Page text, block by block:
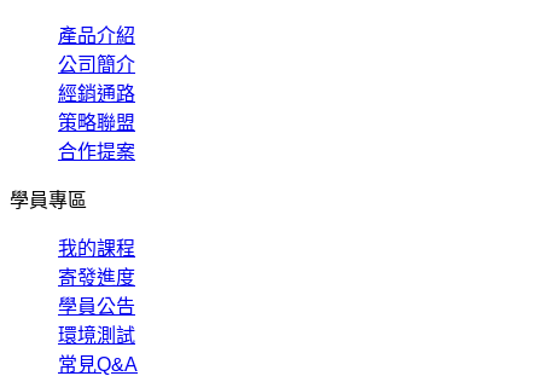
產品介紹
公司簡介
經銷通路
策略聯盟
合作提案
學員專區
我的課程
寄發進度
學員公告
環境測試
常見Q&A